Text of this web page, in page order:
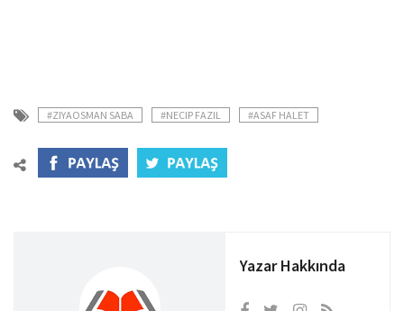
#ZIYAOSMAN SABA #NECIP FAZIL #ASAF HALET
Yazar Hakkında